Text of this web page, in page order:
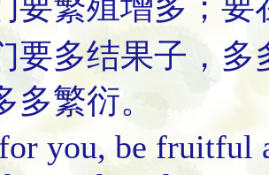
要多结果子，多
多繁衍。
you, be fruitful